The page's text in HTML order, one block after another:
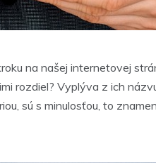
na našej internetovej
rozdiel? Vyplýva z ich
sú s minulosťou, to